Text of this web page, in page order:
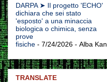
DARPA ➤ Il progetto 'ECHO'
dichiara che sei stato
'esposto' a una minaccia
biologica o chimica, senza
prove
fisiche - 7/24/2026 - Alba Kan
TRANSLATE